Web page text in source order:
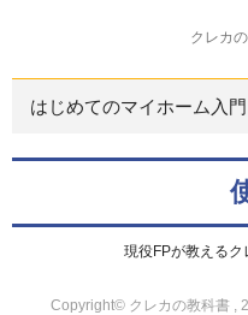
クレカ
はじめてのマイホーム入門
現役FPが教える
Copyright© クレカの教科書 ,